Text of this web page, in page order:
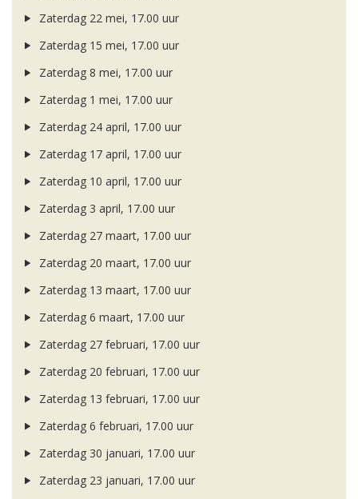
Zaterdag 22 mei, 17.00 uur
Zaterdag 15 mei, 17.00 uur
Zaterdag 8 mei, 17.00 uur
Zaterdag 1 mei, 17.00 uur
Zaterdag 24 april, 17.00 uur
Zaterdag 17 april, 17.00 uur
Zaterdag 10 april, 17.00 uur
Zaterdag 3 april, 17.00 uur
Zaterdag 27 maart, 17.00 uur
Zaterdag 20 maart, 17.00 uur
Zaterdag 13 maart, 17.00 uur
Zaterdag 6 maart, 17.00 uur
Zaterdag 27 februari, 17.00 uur
Zaterdag 20 februari, 17.00 uur
Zaterdag 13 februari, 17.00 uur
Zaterdag 6 februari, 17.00 uur
Zaterdag 30 januari, 17.00 uur
Zaterdag 23 januari, 17.00 uur